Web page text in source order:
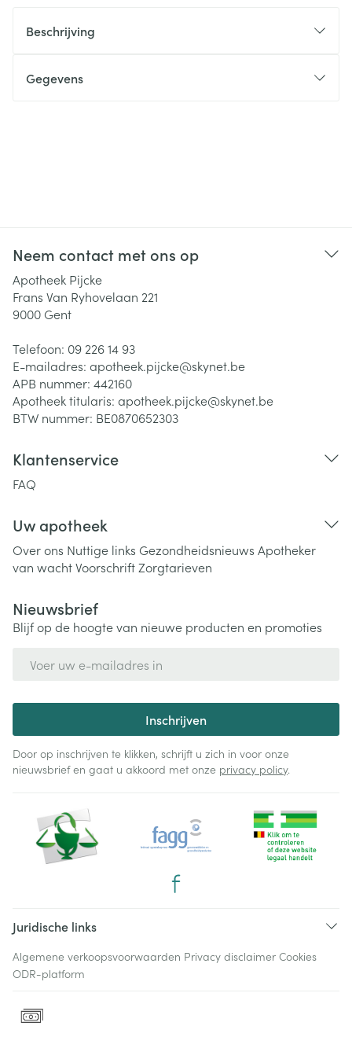
Beschrijving
Gegevens
Neem contact met ons op
Apotheek Pijcke
Frans Van Ryhovelaan 221
9000 Gent
Telefoon: 09 226 14 93
E-mailadres: apotheek.pijcke@skynet.be
APB nummer: 442160
Apotheek titularis: apotheek.pijcke@skynet.be
BTW nummer: BE0870652303
Klantenservice
FAQ
Uw apotheek
Over ons Nuttige links Gezondheidsnieuws Apotheker
van wachtVoorschriftZorgtarieven
Nieuwsbrief
Blijf op de hoogte van nieuwe producten en promoties
Inschrijven
Door op inschrijven te klikken, schrijft u zich in voor onze
nieuwsbrief en gaat u akkoord met onze privacy policy.
Juridische links
Algemene verkoopsvoorwaarden Privacy disclaimer Cookies
ODR-platform